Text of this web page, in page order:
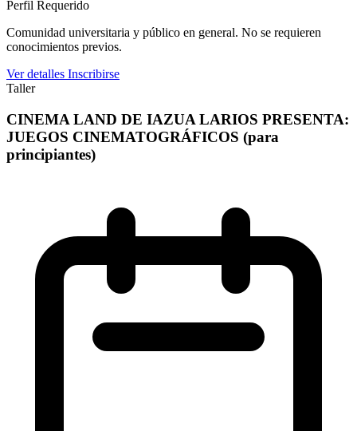
Perfil Requerido
Comunidad universitaria y público en general. No se requieren
conocimientos previos.
Ver detalles Inscribirse
Taller
CINEMA LAND DE IAZUA LARIOS PRESENTA:
JUEGOS CINEMATOGRÁFICOS (para
principiantes)